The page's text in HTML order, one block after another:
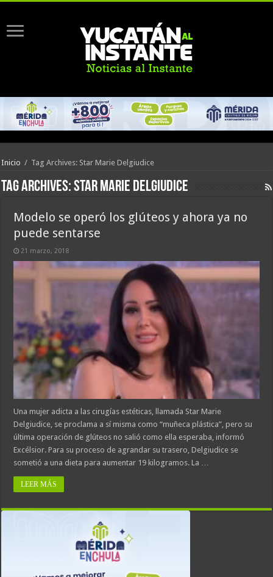
Inicio / Tag Archives: Star Marie Delgiudice
Tag Archives:Star Marie Delgiudice
Modelo se operó los glúteos y ahora ya no
puede sentarse
21 marzo, 2018
Una mujer adicta a las cirugías estéticas, llamada Star Marie
Delgiudice, se proclama a sí misma como “muñeca plástica”, pero su
última operación de glúteos no salió como ella esperaba, informó
Excélsior. Para su proceso de agrandar su trasero, Delgiudice se
sometió a una dieta para aumentar 19 kilogramos. La …
LEER MÁS